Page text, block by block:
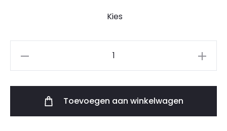
Toevoegen aan winkelwagen